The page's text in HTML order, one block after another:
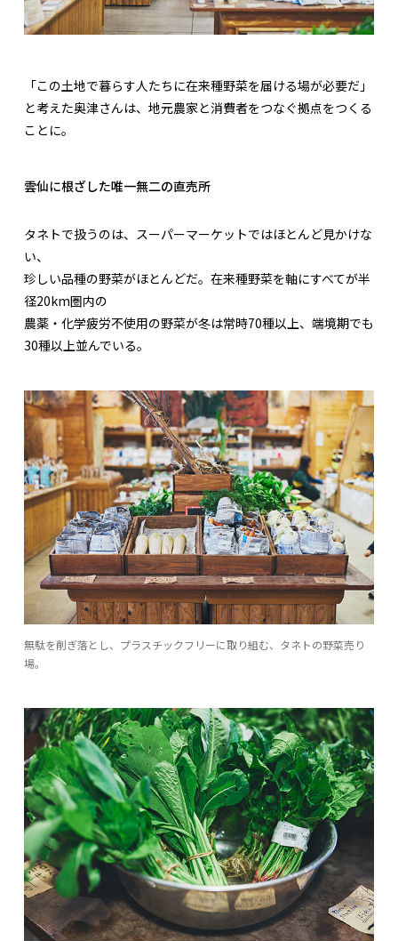
「この土地で暮らす人たちに在来種野菜を届ける場が必要だ」
と考えた奥津さんは、地元農家と消費者をつなぐ拠点をつくる
ことに。
雲仙に根ざした唯一無二の直売所
タネトで扱うのは、スーパーマーケットではほとんど見かけな
い、
珍しい品種の野菜がほとんどだ。在来種野菜を軸にすべてが半
径20km圏内の
農薬・化学疲労不使用の野菜が冬は常時70種以上、端境期でも
30種以上並んでいる。
無駄を削ぎ落とし、プラスチックフリーに取り組む、タネトの野菜売り
場。